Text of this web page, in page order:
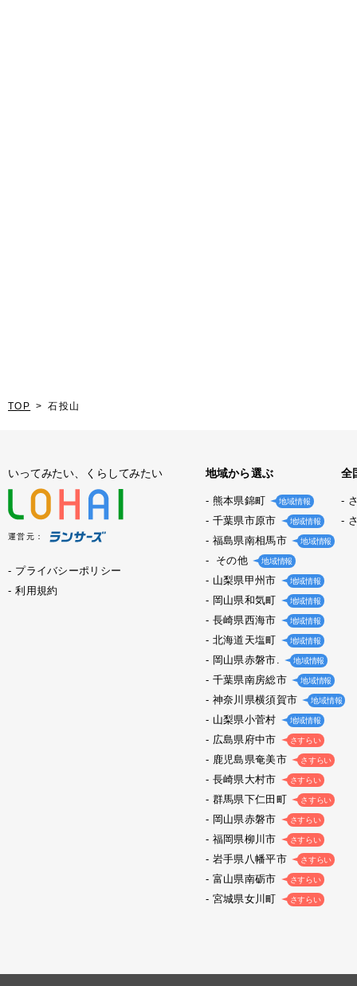
TOP 石投山
いってみたい、くらしてみたい
運営元：
プライバシーポリシー
利用規約
地域から選ぶ
熊本県錦町 地域情報
千葉県市原市 地域情報
福島県南相馬市 地域情報
その他 地域情報
山梨県甲州市 地域情報
岡山県和気町 地域情報
長崎県西海市 地域情報
北海道天塩町 地域情報
岡山県赤磐市. 地域情報
千葉県南房総市 地域情報
神奈川県横須賀市 地域情報
山梨県小菅村 地域情報
広島県府中市 さすらい
鹿児島県奄美市 さすらい
長崎県大村市 さすらい
群馬県下仁田町 さすらい
岡山県赤磐市 さすらい
福岡県柳川市 さすらい
岩手県八幡平市 さすらい
富山県南砺市 さすらい
宮城県女川町 さすらい
全